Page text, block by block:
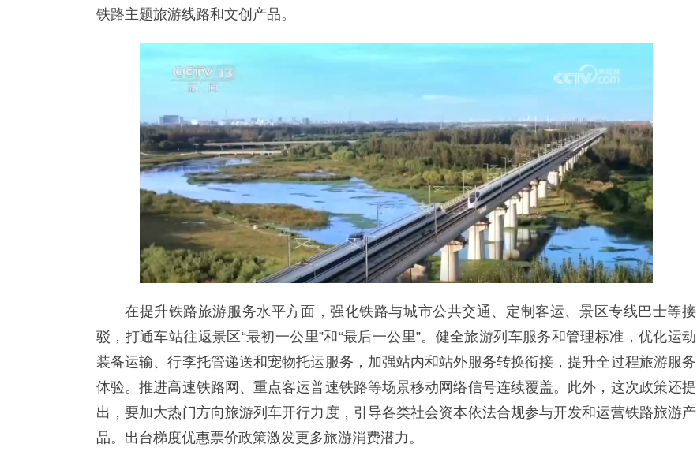
铁路主题旅游线路和文创产品。
在提升铁路旅游服务水平方面，强化铁路与城市公共交通、定制客运、景区专线巴士等接
驳，打通车站往返景区“最初一公里”和“最后一公里”。健全旅游列车服务和管理标准，优化运动
装备运输、行李托管递送和宠物托运服务，加强站内和站外服务转换衔接，提升全过程旅游服务
体验。推进高速铁路网、重点客运普速铁路等场景移动网络信号连续覆盖。此外，这次政策还提
出，要加大热门方向旅游列车开行力度，引导各类社会资本依法合规参与开发和运营铁路旅游产
品。出台梯度优惠票价政策激发更多旅游消费潜力。